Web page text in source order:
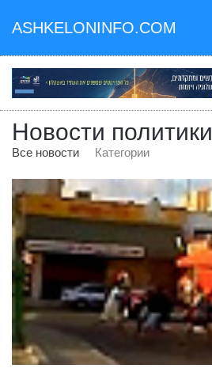
ASHKELONINFO.COM
Новости политики
Все новости Категории